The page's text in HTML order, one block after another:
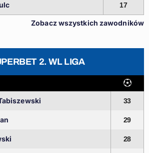
17
Zobacz wszystkich zawodników
2. WL LIGA
33
29
28